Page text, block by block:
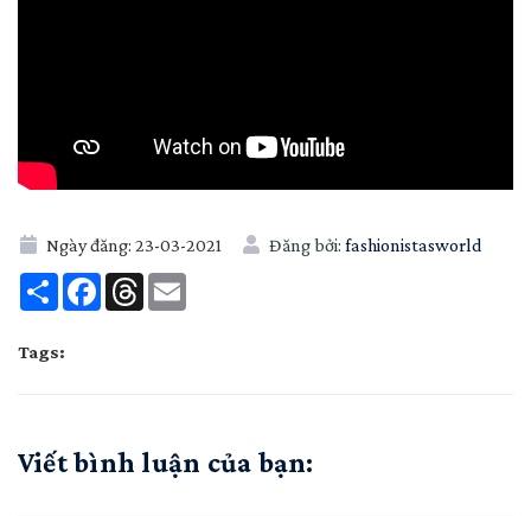
Ngày đăng: 23-03-2021 Đăng bởi: fashionistasworld
Share Facebook
Threads
Tags:
Viết bình luận của bạn: